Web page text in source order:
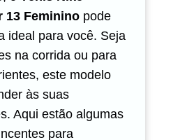
13 Feminino pode
ideal para você. Seja
na corrida ou para
este modelo
às suas
Aqui estão algumas
para